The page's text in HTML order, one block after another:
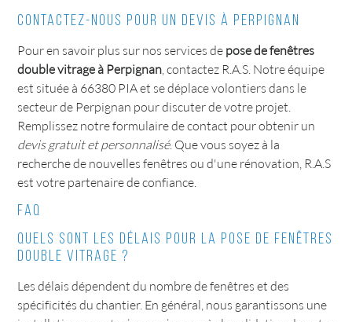
Contactez-nous pour un devis à Perpignan
Pour en savoir plus sur nos services de pose de fenêtres
double vitrage à Perpignan , contactez R.A.S. Notre équipe
est située à 66380 PIA et se déplace volontiers dans le
secteur de Perpignan pour discuter de votre projet.
Remplissez notre formulaire de contact pour obtenir un
devis gratuit et personnalisé. Que vous soyez à la
recherche de nouvelles fenêtres ou d'une rénovation, R.A.S
est votre partenaire de confiance.
FAQ
Quels sont les délais pour la pose de fenêtres
double vitrage ?
Les délais dépendent du nombre de fenêtres et des
spécificités du chantier. En général, nous garantissons une